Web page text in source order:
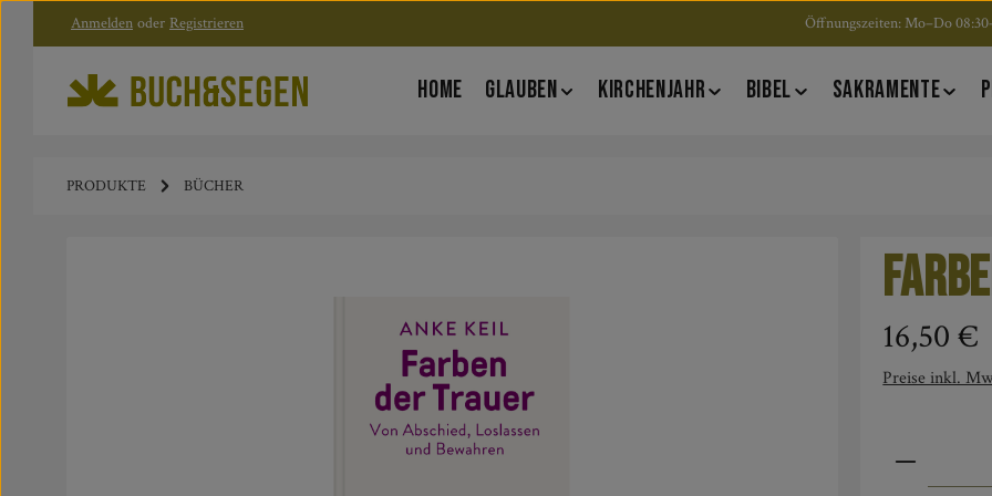
Zum Hauptinhalt springen
Zur Hauptnavigation springen
Anmelden oder Registrieren Öffnungszeiten: Mo–Do
HOME GLAUBEN KIRCHENJAHR BIBEL SAKRAMENTE
PRODUKTE BÜCHER
Regulärer
16,50 €
Preise inkl.
Produkt